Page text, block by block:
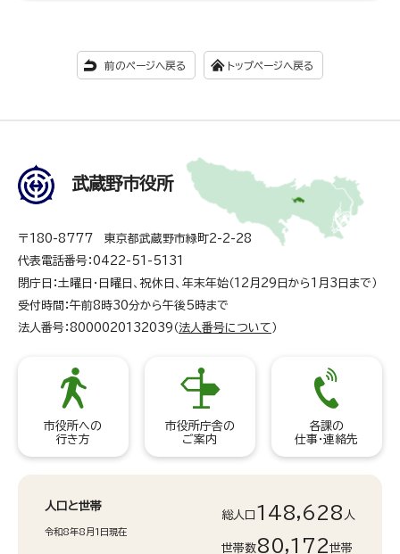
前のページへ戻る トップページへ戻る
武蔵野市役所
〒180-8777 東京都武蔵野市緑町2-2-28
代表電話番号：0422-51-5131
閉庁日：土曜日・日曜日、祝休日、年末年始（12月29日から1月3日まで）
受付時間：午前8時30分から午後5時まで
法人番号：8000020132039（ 法人番号について ）
市役所への
行き方
市役所庁舎の
ご案内
各課の
仕事・連絡先
人口と世帯
令和8年8月1日現在
総人口 148,628 人
世帯数80,172世帯